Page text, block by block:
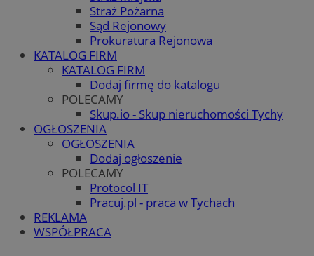
Straż Pożarna
Sąd Rejonowy
Prokuratura Rejonowa
KATALOG FIRM
KATALOG FIRM
Dodaj firmę do katalogu
POLECAMY
Skup.io - Skup nieruchomości Tychy
OGŁOSZENIA
OGŁOSZENIA
Dodaj ogłoszenie
POLECAMY
Protocol IT
Pracuj.pl - praca w Tychach
REKLAMA
WSPÓŁPRACA